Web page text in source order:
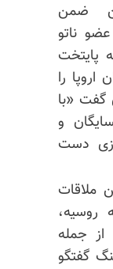
ضمن
ناتو
پایتخت
را
گفت «با
و
دست
ملاقات
روسیه،
جمله
گفتگو